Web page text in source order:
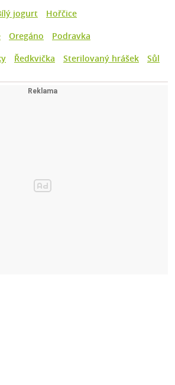
jogurt
Hořčice
Oregáno
Podravka
Ředkvička Sterilovaný hrášek Sůl